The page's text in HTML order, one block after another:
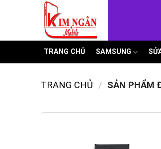
TRANG CHỦ SAMSUNG
TRANG CHỦ / SẢN PHẨM